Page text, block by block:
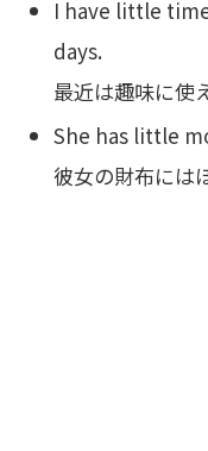
I have little
days.
最近は趣味に使
She has little
彼女の財布には